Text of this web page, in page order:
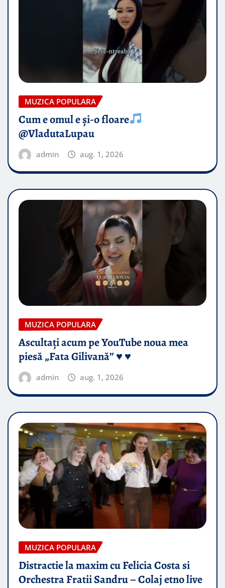
MUZICA POPULARA
Cum e omul e și-o floare
@VladutaLupau
admin aug. 1, 2026
MUZICA POPULARA
Ascultați acum pe YouTube noua mea
piesă „Fata Gilivană” ♥️ ♥️
admin aug. 1, 2026
MUZICA POPULARA
Distractie la maxim cu Felicia Costa si
Orchestra Fratii Sandru – Colaj etno live